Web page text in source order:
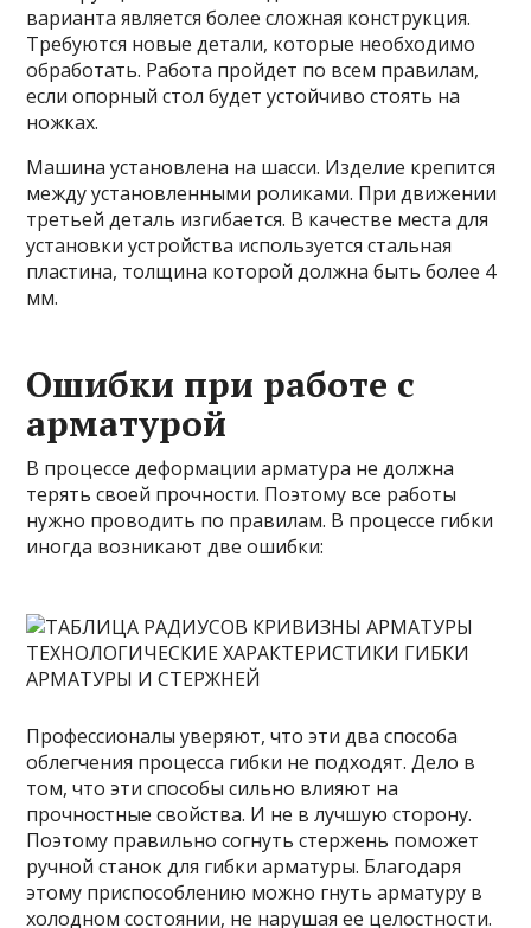
варианта является более сложная конструкция.
Требуются новые детали, которые необходимо
обработать. Работа пройдет по всем правилам,
если опорный стол будет устойчиво стоять на
ножках.
Машина установлена ​​на шасси. Изделие крепится
между установленными роликами. При движении
третьей деталь изгибается. В качестве места для
установки устройства используется стальная
пластина, толщина которой должна быть более 4
мм.
Ошибки при работе с
арматурой
В процессе деформации арматура не должна
терять своей прочности. Поэтому все работы
нужно проводить по правилам. В процессе гибки
иногда возникают две ошибки:
Профессионалы уверяют, что эти два способа
облегчения процесса гибки не подходят. Дело в
том, что эти способы сильно влияют на
прочностные свойства. И не в лучшую сторону.
Поэтому правильно согнуть стержень поможет
ручной станок для гибки арматуры. Благодаря
этому приспособлению можно гнуть арматуру в
холодном состоянии, не нарушая ее целостности.